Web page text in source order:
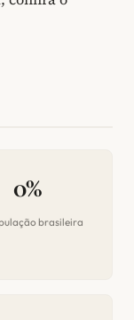
0%
brasileira